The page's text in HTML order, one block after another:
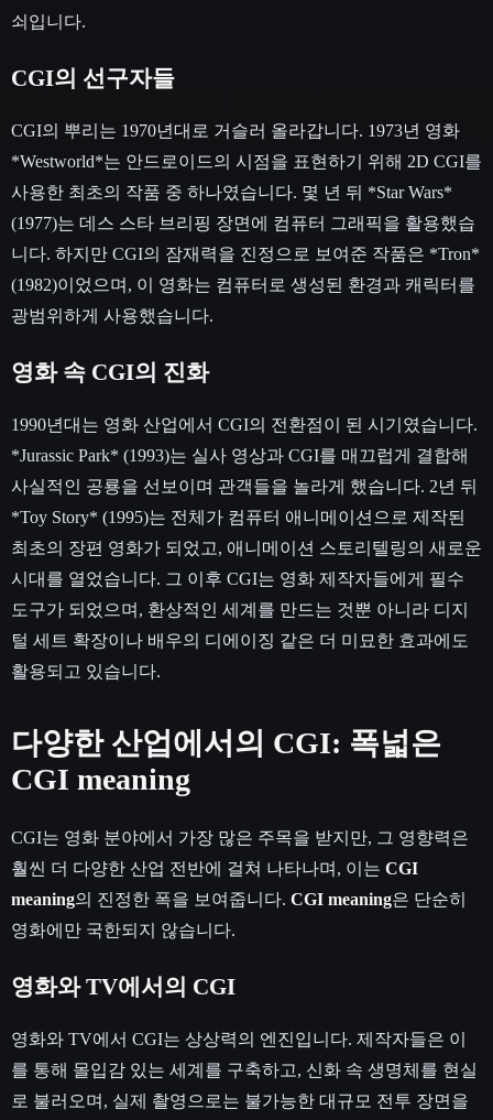
쇠입니다.
CGI의 선구자들
CGI의 뿌리는 1970년대로 거슬러 올라갑니다. 1973년 영화
*Westworld*는 안드로이드의 시점을 표현하기 위해 2D CGI를
사용한 최초의 작품 중 하나였습니다. 몇 년 뒤 *Star Wars*
(1977)는 데스 스타 브리핑 장면에 컴퓨터 그래픽을 활용했습
니다. 하지만 CGI의 잠재력을 진정으로 보여준 작품은 *Tron*
(1982)이었으며, 이 영화는 컴퓨터로 생성된 환경과 캐릭터를
광범위하게 사용했습니다.
영화 속 CGI의 진화
1990년대는 영화 산업에서 CGI의 전환점이 된 시기였습니다.
*Jurassic Park* (1993)는 실사 영상과 CGI를 매끄럽게 결합해
사실적인 공룡을 선보이며 관객들을 놀라게 했습니다. 2년 뒤
*Toy Story* (1995)는 전체가 컴퓨터 애니메이션으로 제작된
최초의 장편 영화가 되었고, 애니메이션 스토리텔링의 새로운
시대를 열었습니다. 그 이후 CGI는 영화 제작자들에게 필수
도구가 되었으며, 환상적인 세계를 만드는 것뿐 아니라 디지
털 세트 확장이나 배우의 디에이징 같은 더 미묘한 효과에도
활용되고 있습니다.
다양한 산업에서의 CGI: 폭넓은
CGI meaning
CGI는 영화 분야에서 가장 많은 주목을 받지만, 그 영향력은
훨씬 더 다양한 산업 전반에 걸쳐 나타나며, 이는 CGI
meaning의 진정한 폭을 보여줍니다. CGI meaning은 단순히
영화에만 국한되지 않습니다.
영화와 TV에서의 CGI
영화와 TV에서 CGI는 상상력의 엔진입니다. 제작자들은 이
를 통해 몰입감 있는 세계를 구축하고, 신화 속 생명체를 현실
로 불러오며, 실제 촬영으로는 불가능한 대규모 전투 장면을